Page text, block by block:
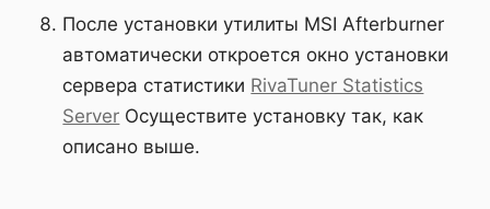
После установки утилиты MSI Afterburner
автоматически откроется окно установки
сервера статистики RivaTuner Statistics
Server Осуществите установку так, как
описано выше.